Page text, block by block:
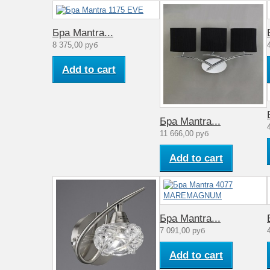
Артикул
Материал арматуры
Стиль
Аналог лампе накаливания (Вт)
Диапазон рабочих температур
Материал плафона
Коллекция
Бра Mantra...
8 375,00 руб
Add to cart
Бра Mantra...
11 666,00 руб
Add to cart
Бра Mantra...
7 091,00 руб
Add to cart